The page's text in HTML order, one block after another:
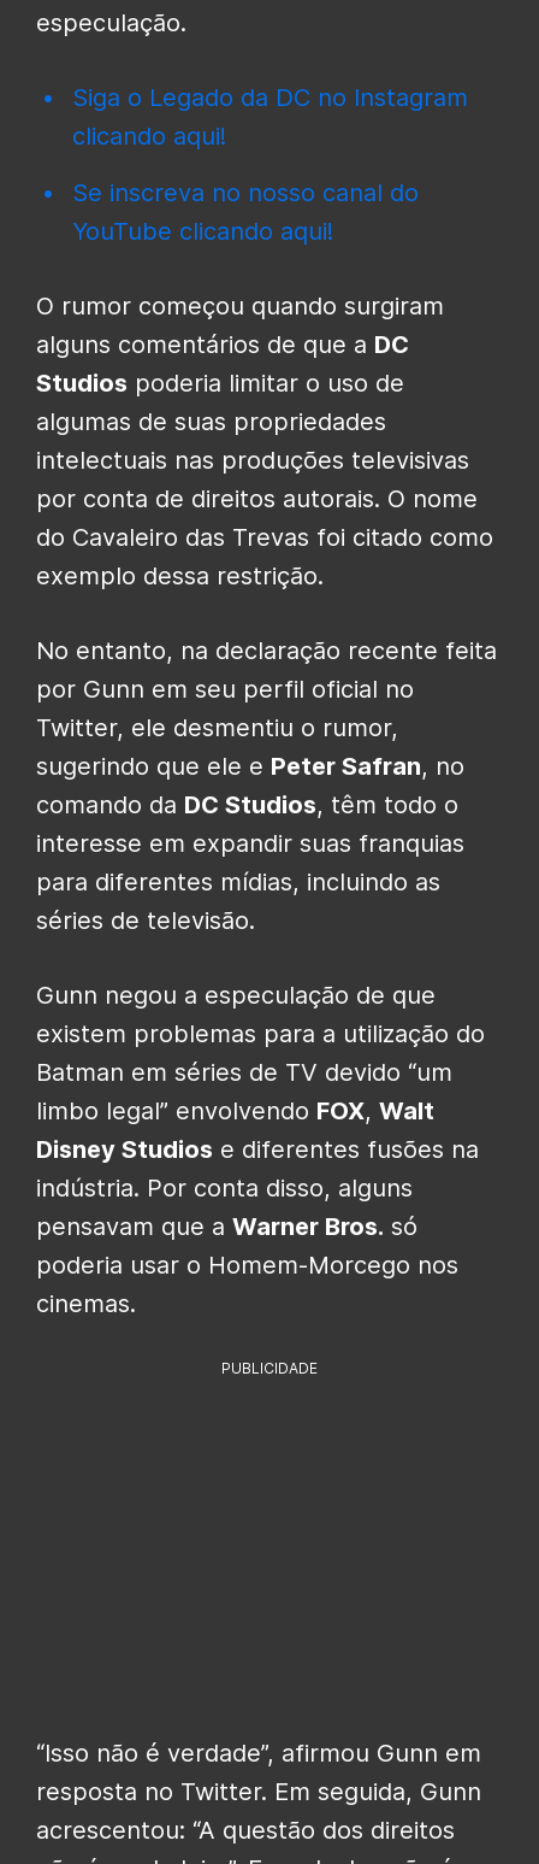
especulação.
Siga o Legado da DC no Instagram
clicando aqui!
Se inscreva no nosso canal do
YouTube clicando aqui!
O rumor começou quando surgiram
alguns comentários de que a DC
Studios poderia limitar o uso de
algumas de suas propriedades
intelectuais nas produções televisivas
por conta de direitos autorais. O nome
do Cavaleiro das Trevas foi citado como
exemplo dessa restrição.
No entanto, na declaração recente feita
por Gunn em seu perfil oficial no
Twitter, ele desmentiu o rumor,
sugerindo que ele e Peter Safran, no
comando da DC Studios, têm todo o
interesse em expandir suas franquias
para diferentes mídias, incluindo as
séries de televisão.
Gunn negou a especulação de que
existem problemas para a utilização do
Batman em séries de TV devido “um
limbo legal” envolvendo FOX, Walt
Disney Studios e diferentes fusões na
indústria. Por conta disso, alguns
pensavam que a Warner Bros. só
poderia usar o Homem-Morcego nos
cinemas.
PUBLICIDADE
“Isso não é verdade”, afirmou Gunn em
resposta no Twitter. Em seguida, Gunn
acrescentou: “A questão dos direitos